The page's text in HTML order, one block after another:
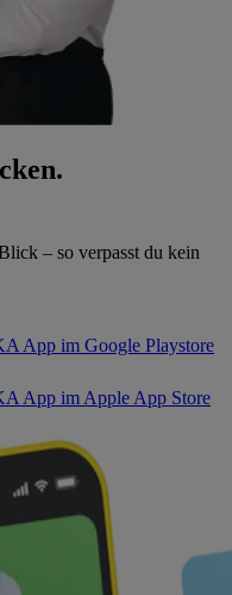
– so verpasst du kein
App im Google Playstore
App im Apple App Store